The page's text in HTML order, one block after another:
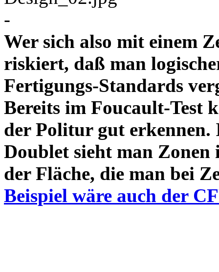
-
Wer sich also mit einem
riskiert, daß man
Fertigungs-Standards
Bereits im Foucault-Test
der Politur gut
Doublet sieht man Zonen
der Fläche, die man bei
Beispiel wäre auch der